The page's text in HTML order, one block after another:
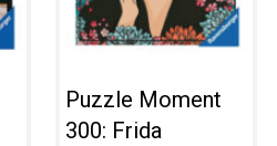
Puzzle Moment
300: Frida